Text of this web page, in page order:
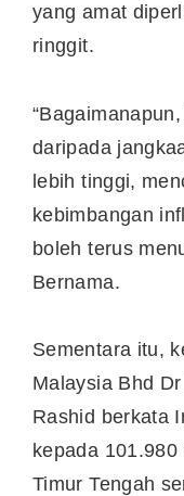
yang amat
ringgit.
daripada
lebih tinggi,
kebimbangan
boleh terus
Bernama.
Sementara itu,
Malaysia Bhd
Rashid berkata
kepada
Timur Tengah